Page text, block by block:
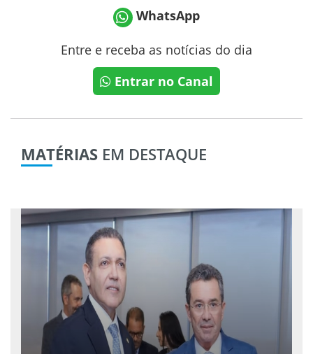
WhatsApp
Entre e receba as notícias do dia
Entrar no Canal
MATÉRIAS EM DESTAQUE